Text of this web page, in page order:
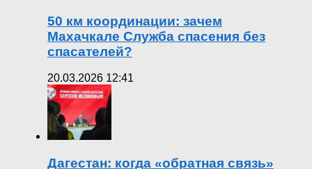
50 км координации: зачем
Махачкале Служба спасения без
спасателей?
20.03.2026 12:41
Дагестан: когда «обратная связь»